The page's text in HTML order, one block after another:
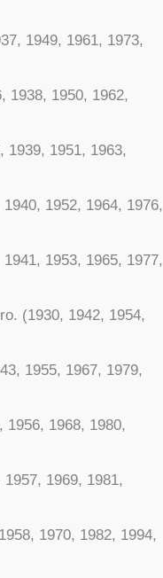
1949, 1961, 1973,
1938, 1950, 1962,
1939, 1951, 1963,
1952, 1964, 1976,
1953, 1965, 1977,
(1930, 1942, 1954,
1955, 1967, 1979,
1956, 1968, 1980,
1969, 1981,
1970, 1982, 1994,